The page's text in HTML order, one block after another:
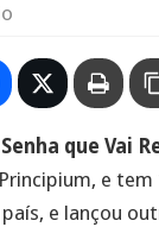
que Vai
e tem
e lançou